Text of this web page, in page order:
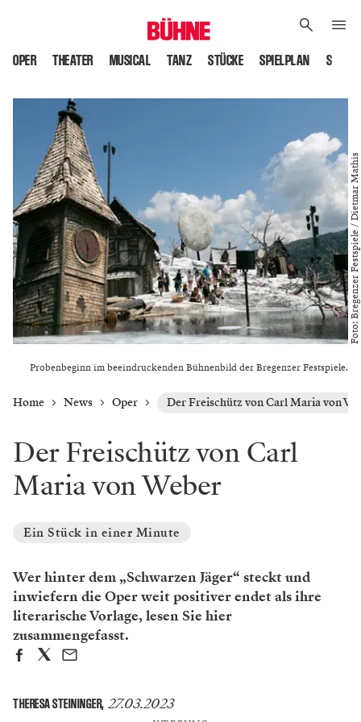
OPER THEATER MUSICAL TANZ STÜCKE SPIELPLAN
Probenbeginn im beeindruckenden Bühnenbild der Bregenzer Festspiele.
Foto: Bregenzer Festspiele / Dietmar Mathis
Home News Oper Der Freischütz von Carl Maria von
Der Freischütz von Carl
Maria von Weber
Ein Stück in einer Minute
Wer hinter dem „Schwarzen Jäger“ steckt und
inwiefern die Oper weit positiver endet als ihre
literarische Vorlage, lesen Sie hier
zusammengefasst.
THERESA STEININGER, 27.03.2023